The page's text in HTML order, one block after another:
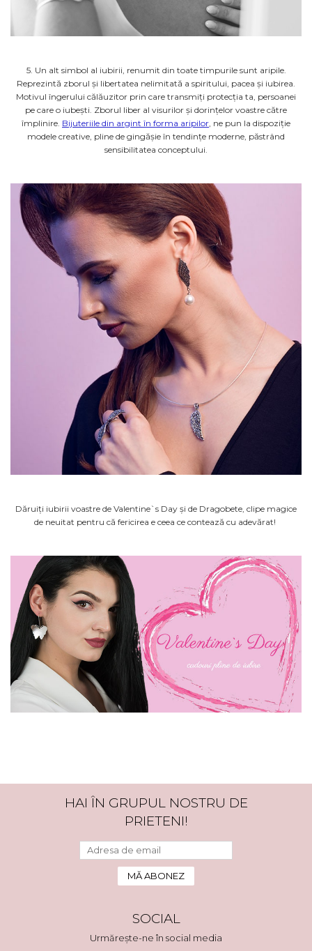
5. Un alt simbol al iubirii, renumit din toate timpurile sunt aripile.
Reprezintă zborul și libertatea nelimitată a spiritului, pacea și iubirea.
Motivul îngerului călăuzitor prin care transmiți protecția ta, persoanei
pe care o iubești. Zborul liber al visurilor și dorințelor voastre către
împlinire. Bijuteriile din argint în forma aripilor , ne pun la dispoziție
modele creative, pline de gingășie în tendințe moderne, păstrând
sensibilitatea conceptului.
Dăruiți iubirii voastre de Valentine`s Day și de Dragobete, clipe magice
de neuitat pentru că fericirea e ceea ce contează cu adevărat!
HAI ÎN GRUPUL NOSTRU DE
PRIETENI!
SOCIAL
Urmărește-ne în social media